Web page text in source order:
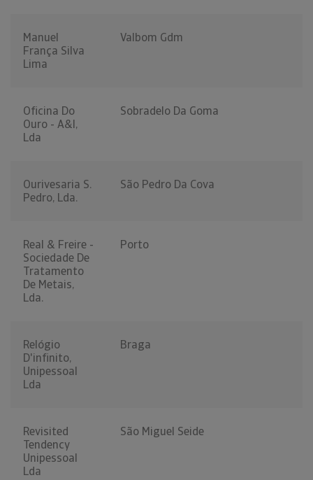
Manuel
França Silva
Lima
Valbom Gdm
Oficina Do
Ouro - A&l,
Lda
Sobradelo Da Goma
Ourivesaria S.
Pedro, Lda.
São Pedro Da Cova
Real & Freire -
Sociedade De
Tratamento
De Metais,
Lda.
Porto
Relógio
D'infinito,
Unipessoal
Lda
Braga
Revisited
Tendency
Unipessoal
Lda
São Miguel Seide